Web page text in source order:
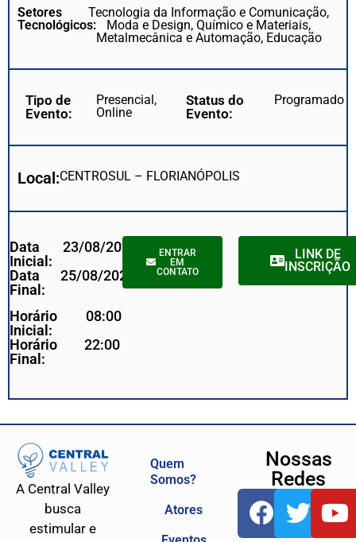
Setores
Tecnológicos:
Tecnologia da Informação e Comunicação,
Moda e Design, Químico e Materiais,
Metalmecânica e Automação, Educação
Tipo de
Evento:
Presencial,
Online
Status do
Evento:
Programado
Local:CENTROSUL – FLORIANÓPOLIS
Data
Inicial:
23/08/2023
Data
Final:
25/08/2023
Horário
Inicial:
08:00
Horário
Final:
22:00
ENTRAR
EM
CONTATO
LINK DE
INSCRIÇÃO
A Central Valley
busca
estimular e
Quem
Somos?
Atores
Nossas
Redes